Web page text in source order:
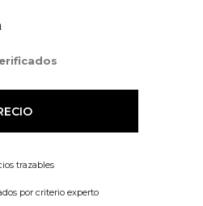
trazables
por criterio experto